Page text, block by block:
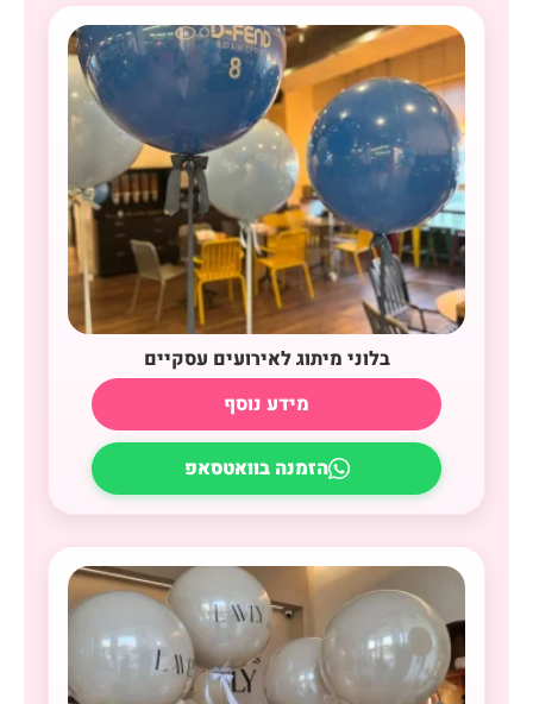
בלוני מיתוג לאירועים עסקיים
מידע נוסף
הזמנה בוואטסאפ